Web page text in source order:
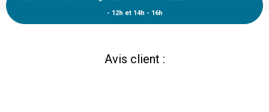
- 12h et 14h - 16h
Avis client :